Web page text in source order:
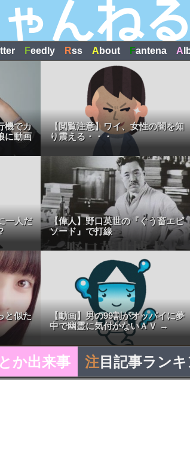
Feedly Rss A bout Fantena A
機でカ
に動画
【閲覧注意】ワイ、女性の闇を知
り震える・・・
一人だ
【偉人】野口英世の『ぐう畜エピ
ソード』で打線
と似た
【動画】男の99割がオッパイに夢
中で幽霊に気付かないＡＶ →
か出来事 注 目記事ラン